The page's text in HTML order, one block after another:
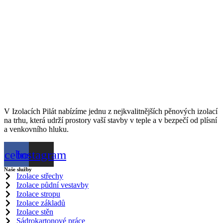
V Izolacích Pilát nabízíme jednu z nejkvalitnějších pěnových izolací
na trhu, která udrží prostory vaší stavby v teple a v bezpečí od plísní
a venkovního hluku.
Instagram
Naše služby
Izolace střechy
Izolace půdní vestavby
Izolace stropu
Izolace základů
Izolace stěn
Sádrokartonové práce